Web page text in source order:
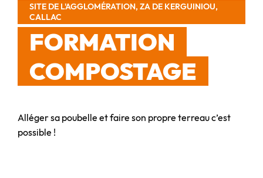
SITE DE L'AGGLOMÉRATION, ZA DE KERGUINIOU,
CALLAC
FORMATION
COMPOSTAGE
Alléger sa poubelle et faire son propre terreau c’est
possible !